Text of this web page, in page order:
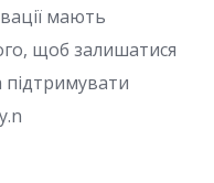
мають
щоб залишатися
підтримувати